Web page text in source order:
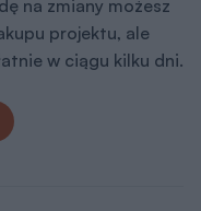
na zmiany możesz
projektu, ale
w ciągu kilku dni.